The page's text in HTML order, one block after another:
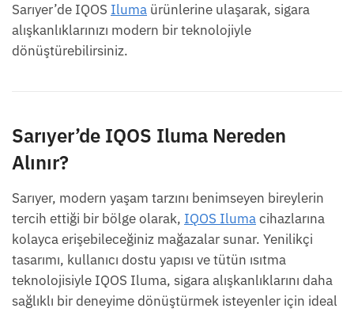
Sarıyer’de IQOS Iluma ürünlerine ulaşarak, sigara
alışkanlıklarınızı modern bir teknolojiyle
dönüştürebilirsiniz.
Sarıyer’de IQOS Iluma Nereden
Alınır?
Sarıyer, modern yaşam tarzını benimseyen bireylerin
tercih ettiği bir bölge olarak, IQOS Ilumacihazlarına
kolayca erişebileceğiniz mağazalar sunar. Yenilikçi
tasarımı, kullanıcı dostu yapısı ve tütün ısıtma
teknolojisiyle IQOS Iluma, sigara alışkanlıklarını daha
sağlıklı bir deneyime dönüştürmek isteyenler için ideal